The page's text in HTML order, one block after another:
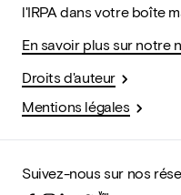
l'IRPA dans votre boîte
En savoir plus sur notre
Droits d'auteur
Mentions légales
Suivez-nous sur nos